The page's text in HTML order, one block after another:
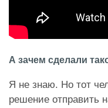
А зачем сделали
Я не знаю. Но тот
решение отправить